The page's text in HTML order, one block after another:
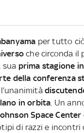
per tutto
che circonda il
sua prima stagione
della conferenza
in orbita. Un
Space
di razzi e incontri